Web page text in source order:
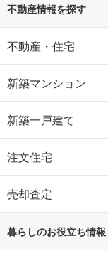
不動産情報を探す
不動産・住宅
新築マンション
新築一戸建て
注文住宅
売却査定
暮らしのお役立ち情報